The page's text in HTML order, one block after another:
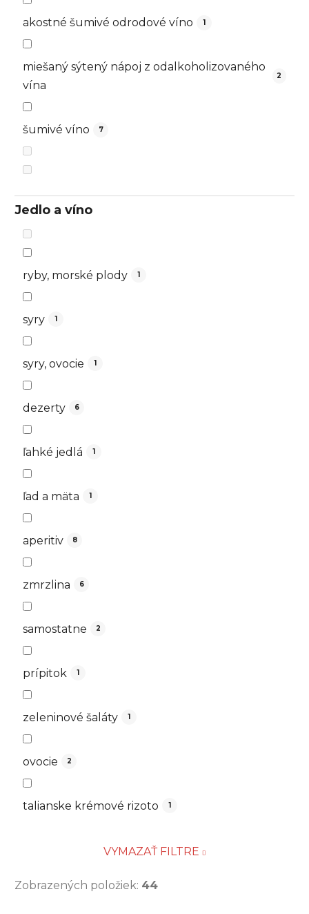
akostné šumivé odrodové víno 1
miešaný sýtený nápoj z odalkoholizovaného
vína
2
šumivé víno 7
Jedlo a víno
ryby, morské plody 1
syry 1
syry, ovocie 1
dezerty 6
ľahké jedlá 1
ľad a mäta 1
aperitiv 8
zmrzlina 6
samostatne 2
prípitok 1
zeleninové šaláty 1
ovocie 2
talianske krémové rizoto 1
VYMAZAŤ FILTRE
Zobrazených položiek: 44